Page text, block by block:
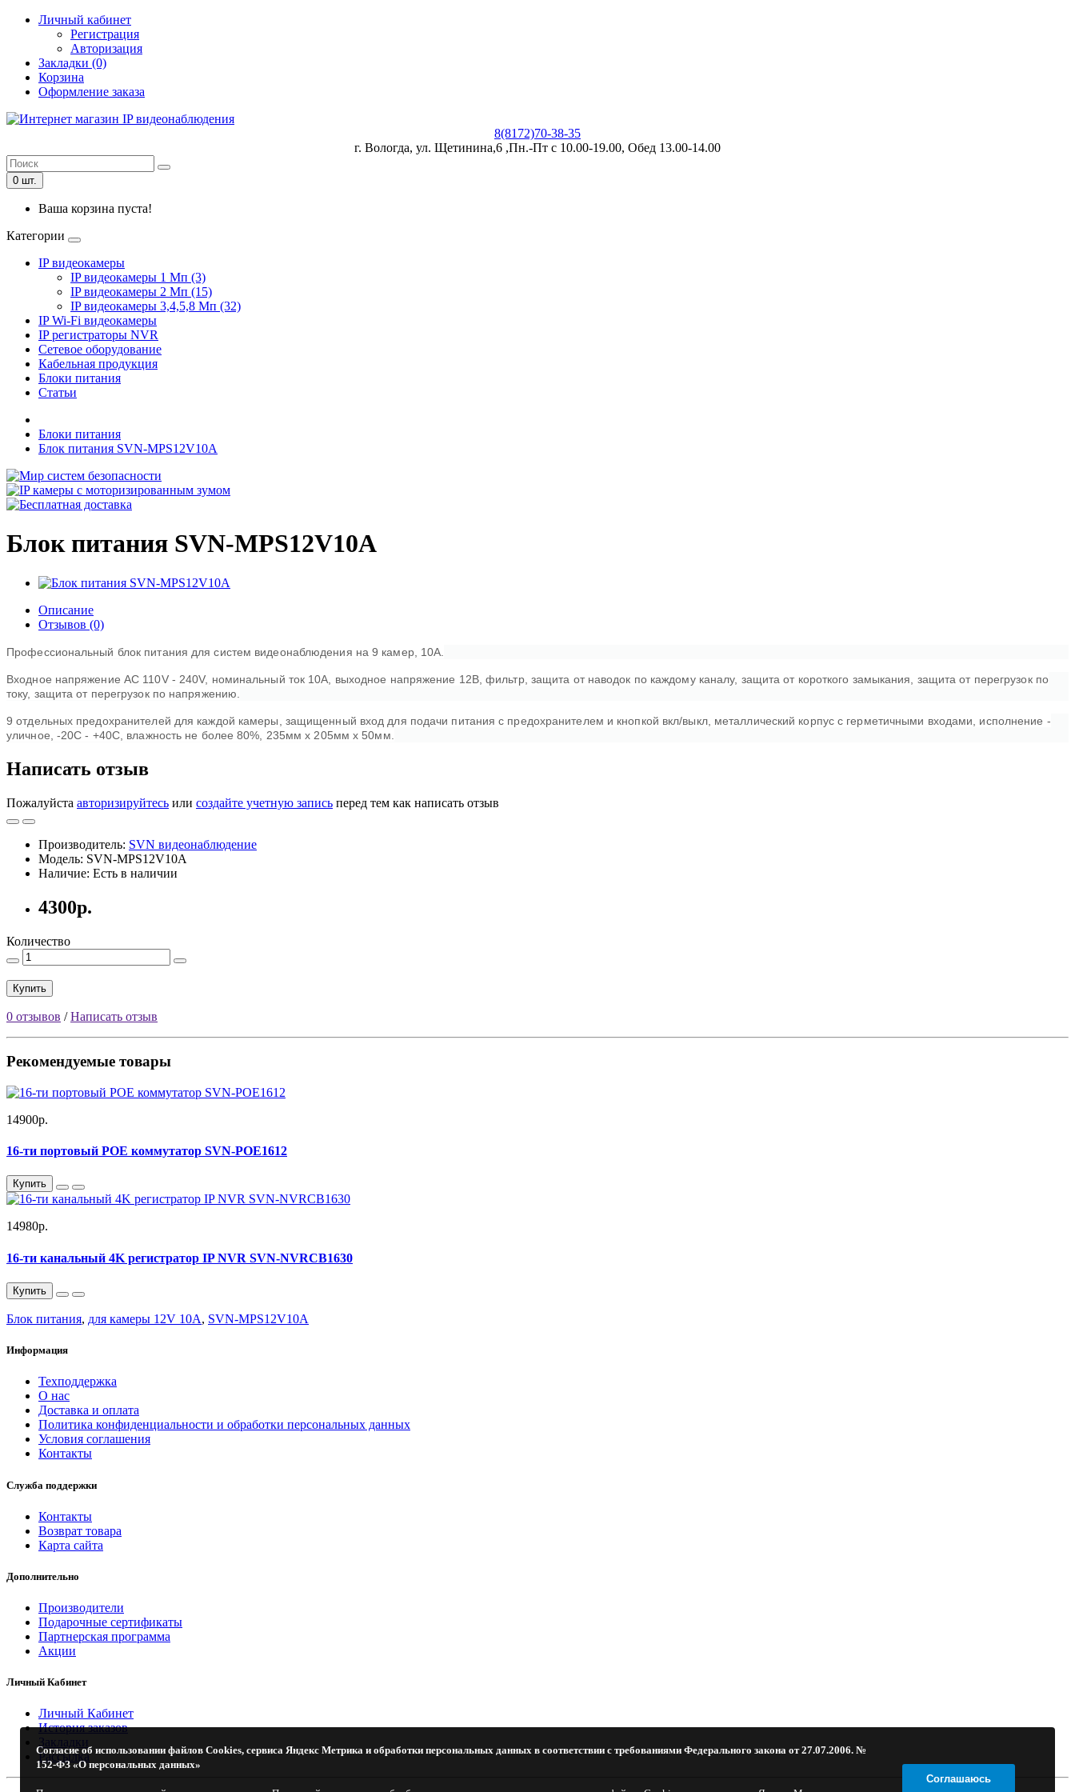
Личный кабинет
Регистрация
Авторизация
Закладки (0)
Корзина
Оформление заказа
8(8172)70-38-35
г. Вологда, ул. Щетинина,6 ,Пн.-Пт с 10.00-19.00, Обед 13.00-14.00
0 шт.
Ваша корзина пуста!
Категории
IP видеокамеры
IP видеокамеры 1 Мп (3)
IP видеокамеры 2 Мп (15)
IP видеокамеры 3,4,5,8 Мп (32)
IP Wi-Fi видеокамеры
IP регистраторы NVR
Сетевое оборудование
Кабельная продукция
Блоки питания
Статьи
Блоки питания
Блок питания SVN-MPS12V10A
Блок питания SVN-MPS12V10A
Описание
Отзывов (0)
Профессиональный блок питания для систем видеонаблюдения на 9 камер, 10А.
Входное напряжение AC 110V - 240V, номинальный ток 10А, выходное напряжение 12В, фильтр, защита от наводок по каждому каналу, защита от короткого замыкания, защита от перегрузок по
току, защита от перегрузок по напряжению
9 отдельных предохранителей для каждой камеры, защищенный вход для подачи питания с предохранителем и кнопкой вкл/выкл, металлический корпус с герметичными входами, исполнение -
уличное, -20C - +40C, влажность не более 80%, 235мм x 205мм x 50мм.
Написать отзыв
Пожалуйста авторизируйтесь или создайте учетную запись перед тем как написать отзыв
Производитель: SVN видеонаблюдение
Модель: SVN-MPS12V10A
Наличие: Есть в наличии
4300р.
Количество
Купить
0 отзывов /Написать отзыв
Рекомендуемые товары
14900р.
16-ти портовый POE коммутатор SVN-POE1612
Купить
14980р.
16-ти канальный 4K регистратор IP NVR SVN-NVRCB1630
Купить
Блок питания, для камеры 12V 10A, SVN-MPS12V10A
Информация
Техподдержка
О нас
Доставка и оплата
Политика конфиденциальности и обработки персональных данных
Условия соглашения
Контакты
Служба поддержки
Контакты
Возврат товара
Карта сайта
Дополнительно
Производители
Подарочные сертификаты
Партнерская программа
Акции
Личный Кабинет
Личный Кабинет
История заказов
Закладки
Рассылка
Согласие об использовании файлов Cookies, сервиса Яндекс Метрика и обработки персональных данных в соответствии с требованиями Федерального закона от 27.07.2006. №
152-ФЗ «О персональных данных»
Соглашаюсь